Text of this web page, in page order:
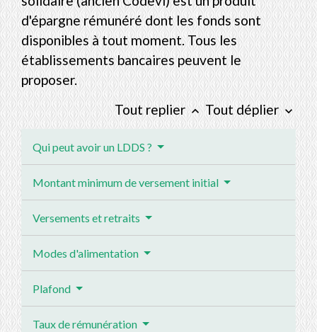
d'épargne rémunéré dont les fonds sont
disponibles à tout moment. Tous les
établissements bancaires peuvent le
proposer.
Tout replier keyboard_arrow_up Tout déplier keyboard_arrow_down
Qui peut avoir un LDDS ?
Montant minimum de versement initial
Versements et retraits
Modes d'alimentation
Plafond
Taux de rémunération